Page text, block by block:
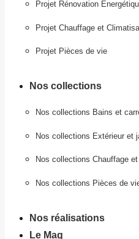
Projet Rénovation
Projet Chauffage et
Projet Pièces de vie
Nos collections
Nos collections Bains et
Nos collections Extérieur et
Nos collections Chauffage
Nos collections Pièces de
Nos réalisations
Le Mag